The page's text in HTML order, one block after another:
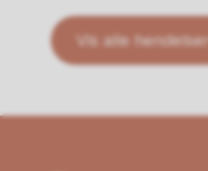
Vis alle hendelser